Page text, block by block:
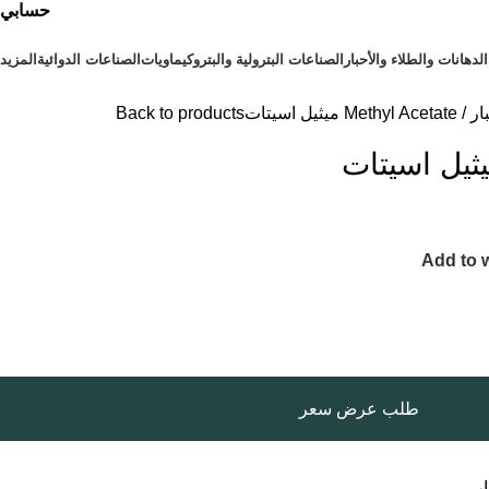
حسابي
⁠الدهانات والطلاء والأحبار الصناعات البترولية والبتروكيماويات الصناعات الدوائية المزيد
Methyl Acetate ميثيل اسيتات Back to products
Add to
طلب عرض سعر